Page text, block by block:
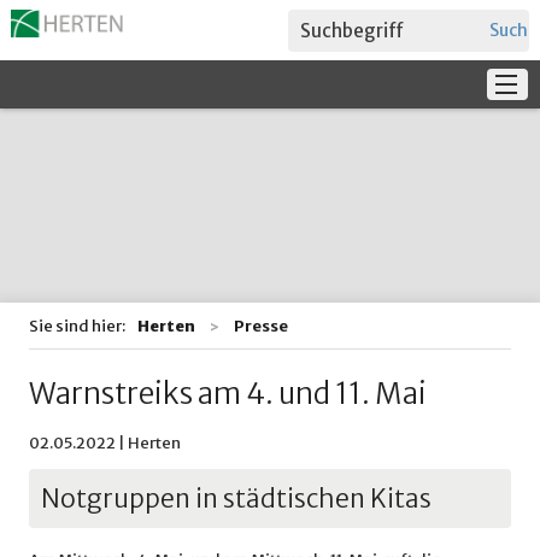
Sie sind hier: Herten Presse
Warnstreiks am 4. und 11. Mai
02.05.2022 | Herten
Notgruppen in städtischen Kitas